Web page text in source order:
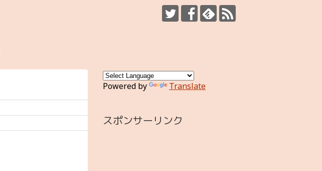
Powered by Translate
スポンサーリンク